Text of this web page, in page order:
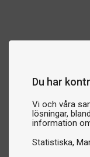
Du har
Vi och våra
lösningar,
information
Statistiska